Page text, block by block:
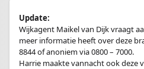
Update:
Wijkagent Maikel van Dijk vraagt
meer informatie heeft over deze
8844 of anoniem via 0800 – 7000.
Harrie maakte vannacht ook deze